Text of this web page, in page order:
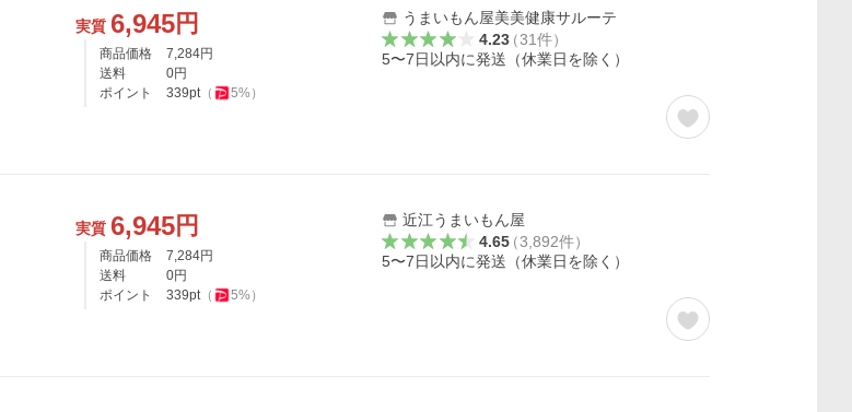
実質 6,945円
商品価格 7,284円
送料
0円
ポイント
339pt（ 5%）
うまいもん屋美美健康サルーテ
4.23（31件）
5〜7日以内に発送（休業日を除く）
実質 6,945円
商品価格 7,284円
送料
0円
ポイント
339pt（ 5%）
近江うまいもん屋
4.65（3,892件）
5〜7日以内に発送（休業日を除く）